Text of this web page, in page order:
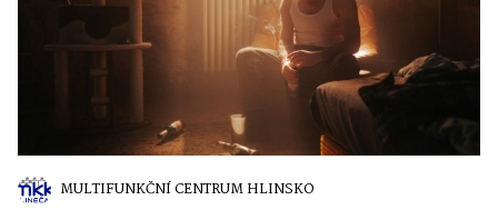
MULTIFUNKČNÍ CENTRUM HLINSKO